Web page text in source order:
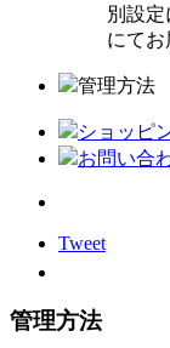
別設
にてお
管理方法
ショッピ
お問い合
Tweet
管理方法